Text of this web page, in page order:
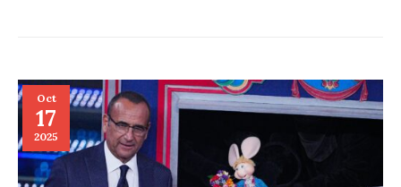
Oct
17
2025